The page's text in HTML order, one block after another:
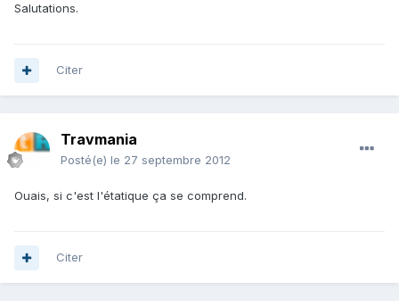
Salutations.
Citer
Travmania
Posté(e) le 27 septembre 2012
Ouais, si c'est l'étatique ça se comprend.
Citer